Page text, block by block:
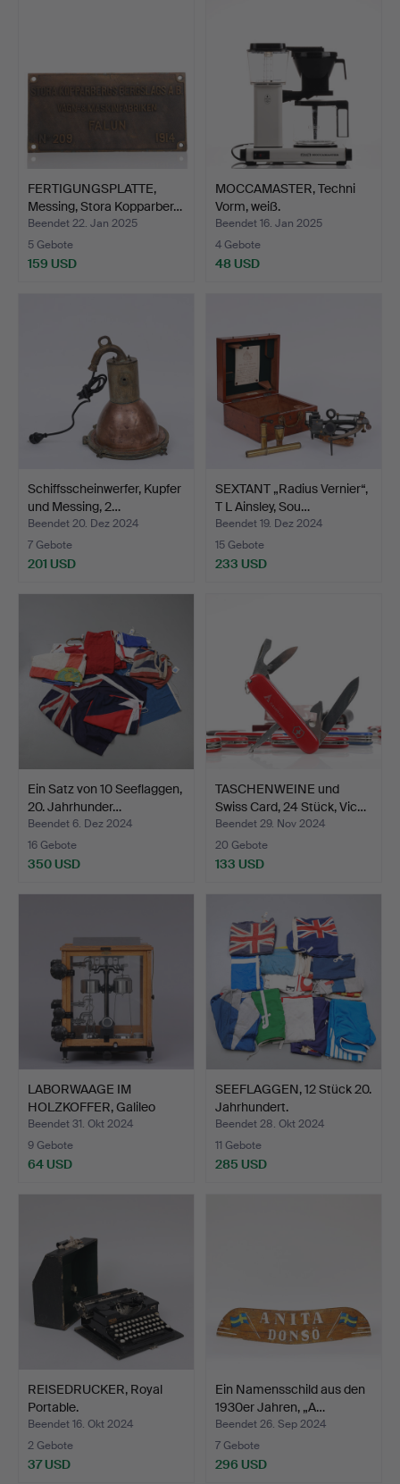
FERTIGUNGSPLATTE,
Messing, Stora Kopparber…
Beendet 22. Jan 2025
5 Gebote
159 USD
MOCCAMASTER, Techni
Vorm, weiß.
Beendet 16. Jan 2025
4 Gebote
48 USD
Schiffsscheinwerfer, Kupfer
und Messing, 2…
Beendet 20. Dez 2024
7 Gebote
201 USD
SEXTANT „Radius Vernier“,
T L Ainsley, Sou…
Beendet 19. Dez 2024
15 Gebote
233 USD
Ein Satz von 10 Seeflaggen,
20. Jahrhunder…
Beendet 6. Dez 2024
16 Gebote
350 USD
TASCHENWEINE und
Swiss Card, 24 Stück, Vic…
Beendet 29. Nov 2024
20 Gebote
133 USD
LABORWAAGE IM
HOLZKOFFER, Galileo
Sartoriu…
Beendet 31. Okt 2024
9 Gebote
64 USD
SEEFLAGGEN, 12 Stück 20.
Jahrhundert.
Beendet 28. Okt 2024
11 Gebote
285 USD
REISEDRUCKER, Royal
Portable.
Beendet 16. Okt 2024
2 Gebote
37 USD
Ein Namensschild aus den
1930er Jahren, „A…
Beendet 26. Sep 2024
7 Gebote
296 USD